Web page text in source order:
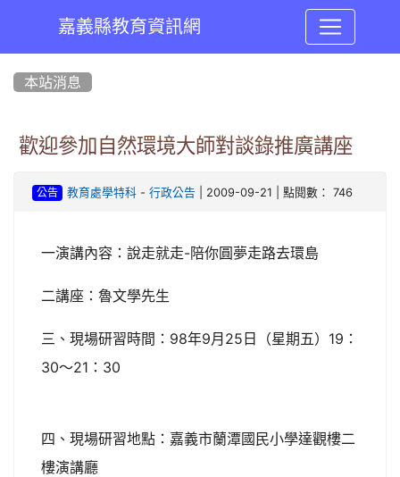
嘉義縣教育資訊網
本站消息
歡迎參加自然環境大師對談錄推廣講座
公告 教育處學特科- 行政公告 | 2009-09-21 | 點閱數： 746
一演講內容：說走就走-陪你圓夢走路去環島
二講座：魯文學先生
三、現場研習時間：98年9月25日（星期五）19：
30～21：30
四、現場研習地點：嘉義市蘭潭國民小學達觀樓二
樓演講廳